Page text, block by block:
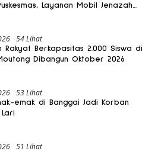
Layanan Mobil Jenazah
54 Lihat
Rakyat Berkapasitas 2.000 Siswa di
Dibangun Oktober 2026
53 Lihat
emak di Banggai Jadi Korban
51 Lihat